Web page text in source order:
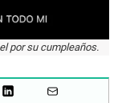
por su cumpleaños.